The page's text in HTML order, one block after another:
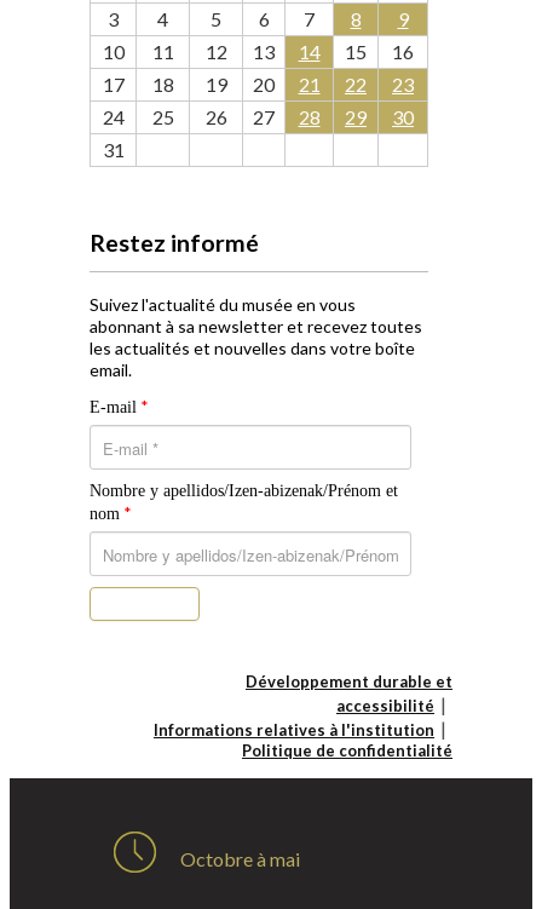
3
4 5 6 7 8
9
10
11 12 13 14 15
16
17
18 19 20 21 22
23
24
25 26 27 28 29
30
31
Restez informé
Suivez l'actualité du musée en vous
abonnant à sa newsletter et recevez toutes
les actualités et nouvelles dans votre boîte
email.
E-mail *
Nombre y apellidos/Izen-abizenak/Prénom et
nom *
Développement durable et
accessibilité
Informations relatives à l'institution
Politique de confidentialité
Octobre à mai